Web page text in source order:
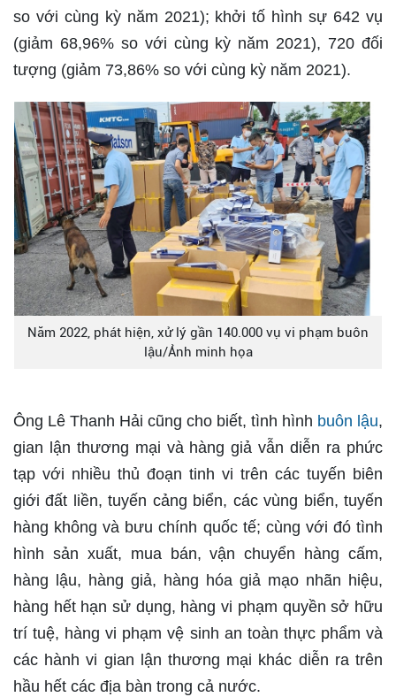
so với cùng kỳ năm 2021); khởi tố hình sự 642 vụ
(giảm 68,96% so với cùng kỳ năm 2021), 720 đối
tượng (giảm 73,86% so với cùng kỳ năm 2021).
Năm 2022, phát hiện, xử lý gần 140.000 vụ vi phạm buôn
lậu/Ảnh minh họa
Ông Lê Thanh Hải cũng cho biết, tình hình buôn lậu,
gian lận thương mại và hàng giả vẫn diễn ra phức
tạp với nhiều thủ đoạn tinh vi trên các tuyến biên
giới đất liền, tuyến cảng biển, các vùng biển, tuyến
hàng không và bưu chính quốc tế; cùng với đó tình
hình sản xuất, mua bán, vận chuyển hàng cấm,
hàng lậu, hàng giả, hàng hóa giả mạo nhãn hiệu,
hàng hết hạn sử dụng, hàng vi phạm quyền sở hữu
trí tuệ, hàng vi phạm vệ sinh an toàn thực phẩm và
các hành vi gian lận thương mại khác diễn ra trên
hầu hết các địa bàn trong cả nước.